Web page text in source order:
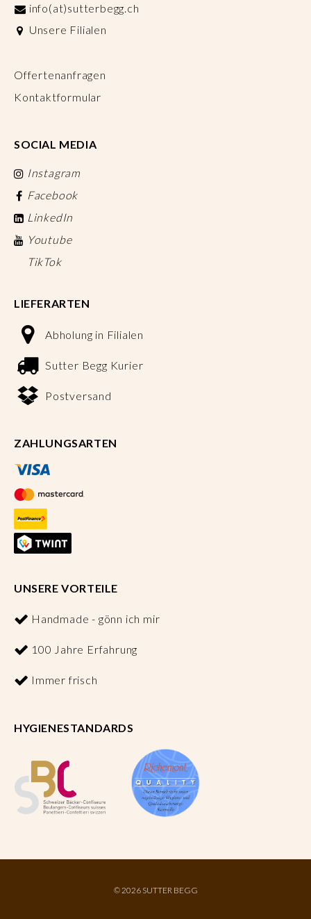
info(at)sutterbegg.ch
Unsere Filialen
Offertenanfragen
Kontaktformular
SOCIAL MEDIA
Instagram
Facebook
LinkedIn
Youtube
TikTok
LIEFERARTEN
Abholung in Filialen
Sutter Begg Kurier
Postversand
ZAHLUNGSARTEN
UNSERE VORTEILE
Handmade - gönn ich mir
100 Jahre Erfahrung
Immer frisch
HYGIENESTANDARDS
© 2026 SUTTER BEGG